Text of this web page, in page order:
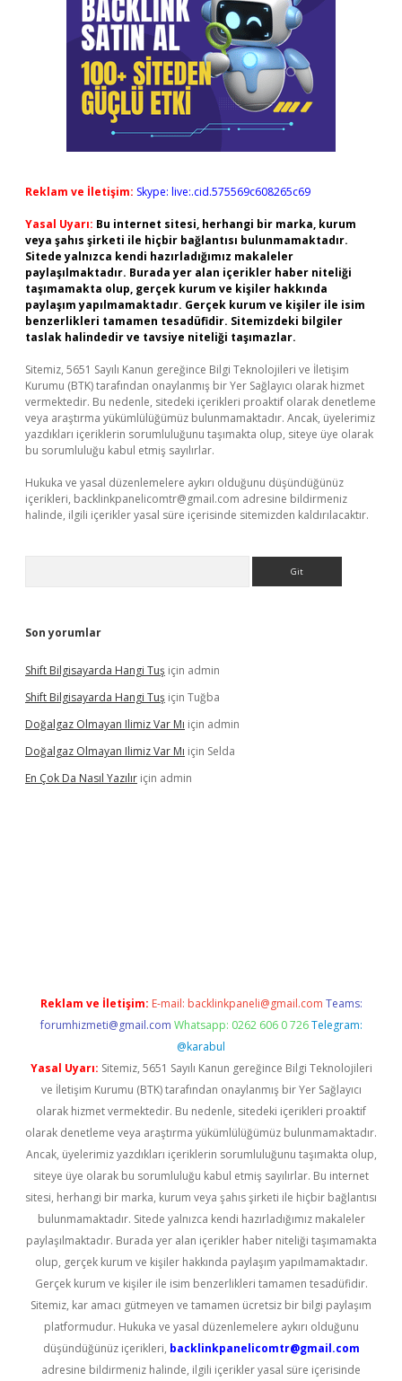
Reklam ve İletişim: Skype: live:.cid.575569c608265c69
Yasal Uyarı: Bu internet sitesi, herhangi bir marka, kurum
veya şahıs şirketi ile hiçbir bağlantısı bulunmamaktadır.
Sitede yalnızca kendi hazırladığımız makaleler
paylaşılmaktadır. Burada yer alan içerikler haber niteliği
taşımamakta olup, gerçek kurum ve kişiler hakkında
paylaşım yapılmamaktadır. Gerçek kurum ve kişiler ile isim
benzerlikleri tamamen tesadüfidir. Sitemizdeki bilgiler
taslak halindedir ve tavsiye niteliği taşımazlar.
Sitemiz, 5651 Sayılı Kanun gereğince Bilgi Teknolojileri ve İletişim
Kurumu (BTK) tarafından onaylanmış bir Yer Sağlayıcı olarak hizmet
vermektedir. Bu nedenle, sitedeki içerikleri proaktif olarak denetleme
veya araştırma yükümlülüğümüz bulunmamaktadır. Ancak, üyelerimiz
yazdıkları içeriklerin sorumluluğunu taşımakta olup, siteye üye olarak
bu sorumluluğu kabul etmiş sayılırlar.
Hukuka ve yasal düzenlemelere aykırı olduğunu düşündüğünüz
içerikleri, backlinkpanelicomtr@gmail.com adresine bildirmeniz
halinde, ilgili içerikler yasal süre içerisinde sitemizden kaldırılacaktır.
Son yorumlar
Shift Bilgisayarda Hangi Tuş için admin
Shift Bilgisayarda Hangi Tuş için Tuğba
Doğalgaz Olmayan Ilimiz Var Mı için admin
Doğalgaz Olmayan Ilimiz Var Mı için Selda
En Çok Da Nasıl Yazılır için admin
Reklam ve İletişim: E-mail: backlinkpaneli@gmail.com Teams:
forumhizmeti@gmail.com Whatsapp: 0262 606 0 726 Telegram:
@karabul
Yasal Uyarı: Sitemiz, 5651 Sayılı Kanun gereğince Bilgi Teknolojileri
ve İletişim Kurumu (BTK) tarafından onaylanmış bir Yer Sağlayıcı
olarak hizmet vermektedir. Bu nedenle, sitedeki içerikleri proaktif
olarak denetleme veya araştırma yükümlülüğümüz bulunmamaktadır.
Ancak, üyelerimiz yazdıkları içeriklerin sorumluluğunu taşımakta olup,
siteye üye olarak bu sorumluluğu kabul etmiş sayılırlar. Bu internet
sitesi, herhangi bir marka, kurum veya şahıs şirketi ile hiçbir bağlantısı
bulunmamaktadır. Sitede yalnızca kendi hazırladığımız makaleler
paylaşılmaktadır. Burada yer alan içerikler haber niteliği taşımamakta
olup, gerçek kurum ve kişiler hakkında paylaşım yapılmamaktadır.
Gerçek kurum ve kişiler ile isim benzerlikleri tamamen tesadüfidir.
Sitemiz, kar amacı gütmeyen ve tamamen ücretsiz bir bilgi paylaşım
platformudur. Hukuka ve yasal düzenlemelere aykırı olduğunu
düşündüğünüz içerikleri, backlinkpanelicomtr@gmail.com
adresine bildirmeniz halinde, ilgili içerikler yasal süre içerisinde